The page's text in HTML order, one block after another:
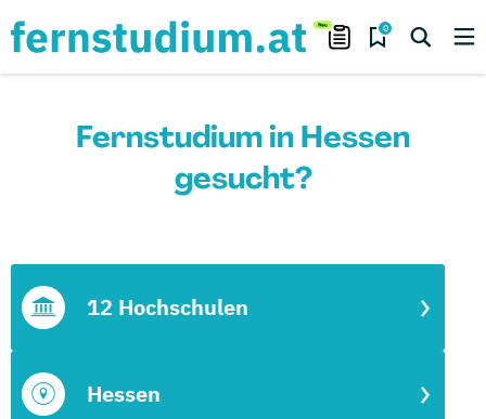
0
Fernstudium in Hessen
gesucht?
Hessen
12 Hochschulen